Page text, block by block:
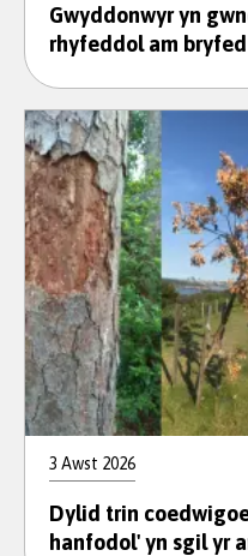
Gwyddonwyr yn
rhyfeddol am
3 Awst 2026
Dylid trin
hanfodol' yn sgil yr